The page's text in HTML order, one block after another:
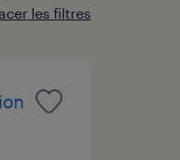
les filtres